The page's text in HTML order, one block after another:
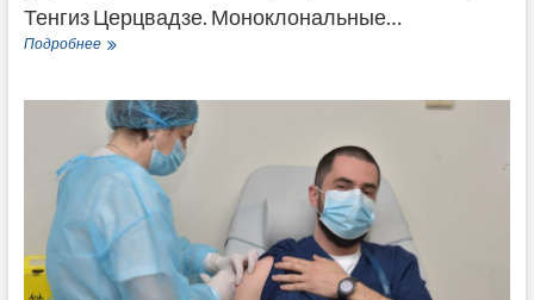
Тенгиз Церцвадзе. Моноклональные…
ПодробнееЦерцвадзе:
препарат
для
лечения
коронавируса